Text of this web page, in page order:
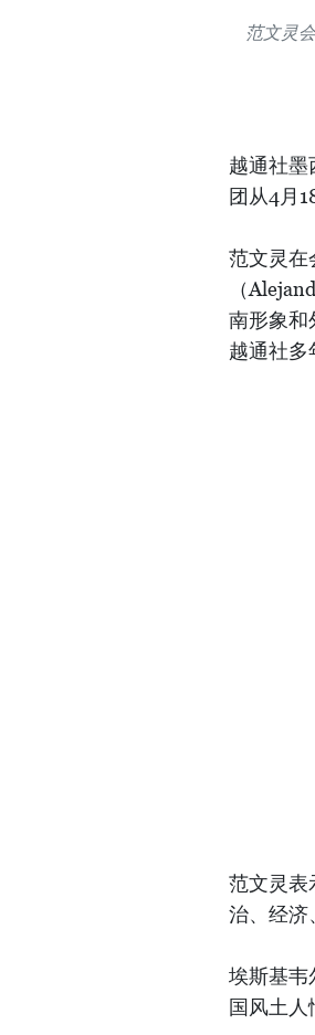
范文灵
越通社
团从4月
范文灵在
（
南形象和
越通社多
范文灵表
治、经济
埃斯基韦
国风土人